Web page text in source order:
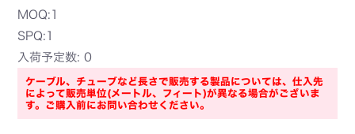
MOQ:1
SPQ:1
入荷予定数: 0
ケーブル、チューブなど長さで販売する製品については、仕入先
によって販売単位(メートル、フィート)が異なる場合がございま
す。ご購入前にお問い合わせください。